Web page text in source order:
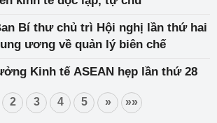
Bí thư chủ trì Hội nghị lần thứ hai
ương về quản lý biên chế
Kinh tế ASEAN hẹp lần thứ 28
2 3 4 5 » »»